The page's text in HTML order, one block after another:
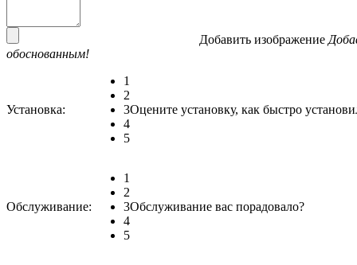
Добавить изображение
обоснованным!
Установка:
1
2
3
4
5
Оцените установку, как быстро
Обслуживание:
1
2
3
4
5
Обслуживание вас порадовало?